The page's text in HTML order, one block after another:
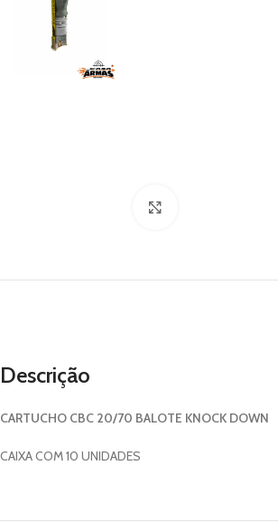
Descrição
CARTUCHO CBC 20/70 BALOTE KNOCK DOWN
CAIXA COM 10 UNIDADES